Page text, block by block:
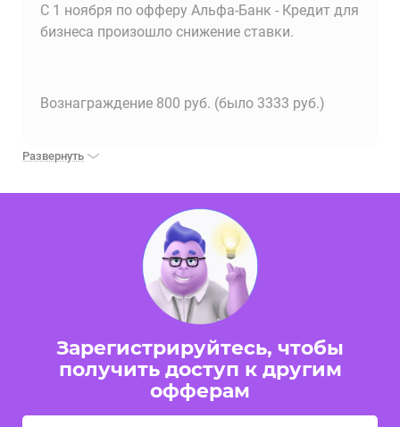
С 1 ноября по офферу Альфа-Банк - Кредит для
бизнеса произошло снижение ставки.
Вознаграждение 800 руб. (было 3333 руб.)
Развернуть
Зарегистрируйтесь, чтобы
получить доступ к другим
офферам